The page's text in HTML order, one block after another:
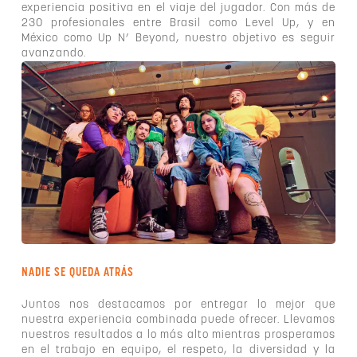
experiencia positiva en el viaje del jugador. Con más de
230 profesionales entre Brasil como Level Up, y en
México como Up N’ Beyond, nuestro objetivo es seguir
avanzando.
NADIE SE QUEDA ATRÁS
Juntos nos destacamos por entregar lo mejor que
nuestra experiencia combinada puede ofrecer. Llevamos
nuestros resultados a lo más alto mientras prosperamos
en el trabajo en equipo, el respeto, la diversidad y la